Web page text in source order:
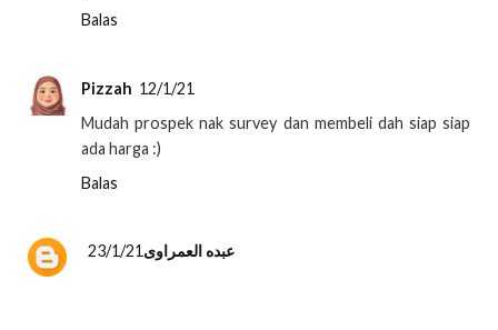
Balas
Pizzah 12/1/21
Mudah prospek nak survey dan membeli dah siap siap
ada harga :)
Balas
عبده العمراوى23/1/21